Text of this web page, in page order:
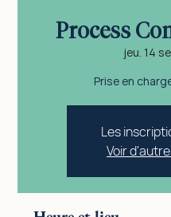
Process
jeu. 14
Prise en
Les
Voir